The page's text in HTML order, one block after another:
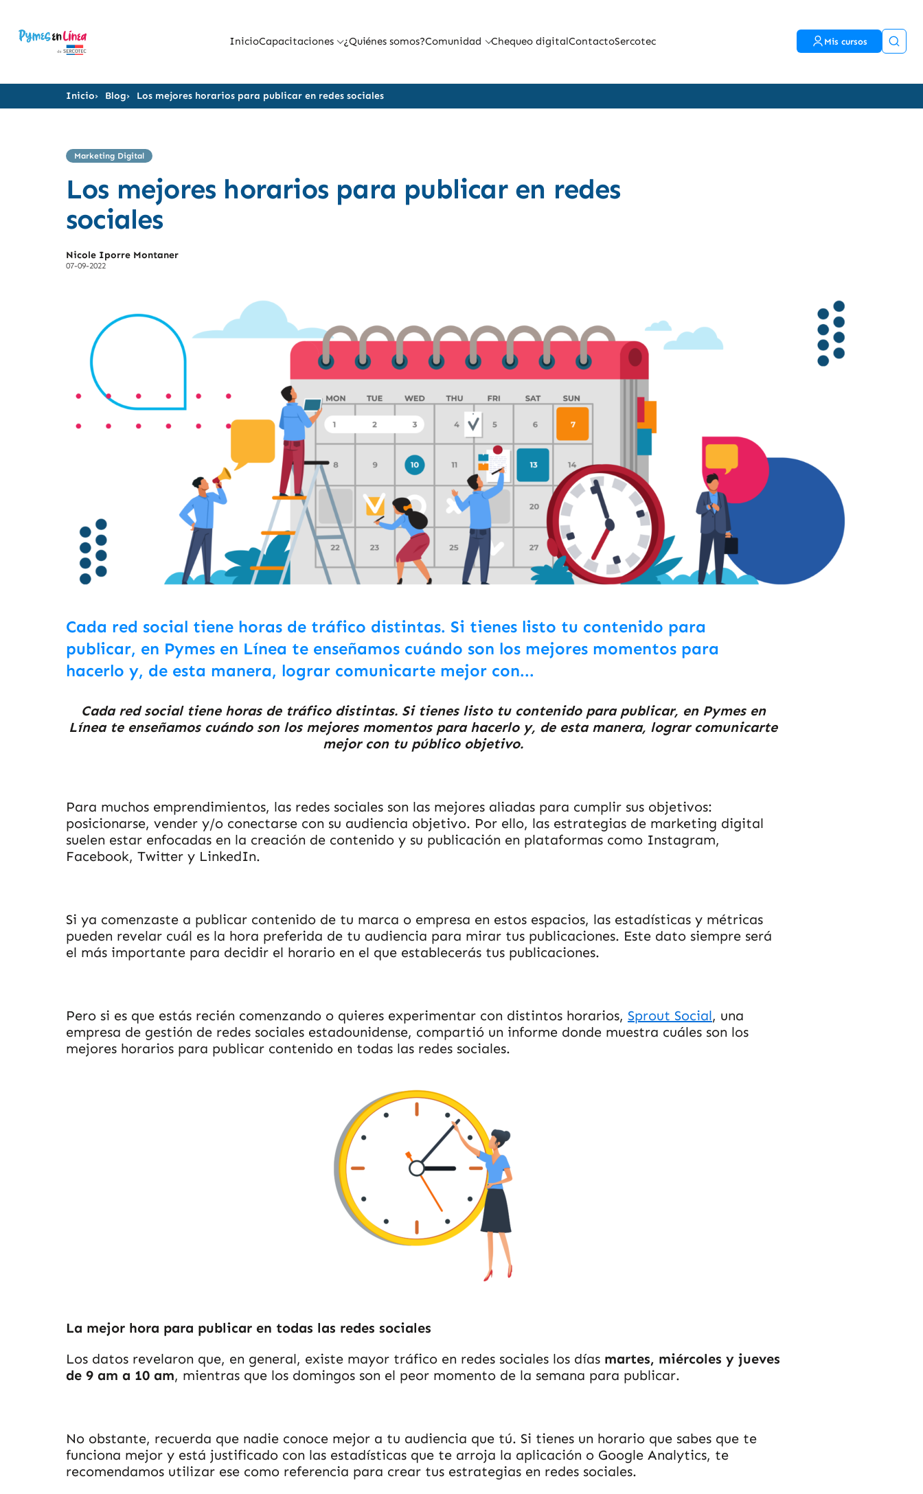
InicioCapacitaciones ¿Quiénes somos?Comunidad Chequeo digitalContactoSercotec Mis cursos
Inicio Blog Los mejores horarios para publicar en redes sociales
Marketing Digital
Los mejores horarios para publicar en redes
sociales
Nicole Iporre Montaner
07-09-2022
Cada red social tiene horas de tráfico distintas. Si tienes listo tu contenido para
publicar, en Pymes en Línea te enseñamos cuándo son los mejores momentos para
hacerlo y, de esta manera, lograr comunicarte mejor con...
Cada red social tiene horas de tráfico distintas. Si tienes listo tu contenido para publicar, en Pymes en
Línea te enseñamos cuándo son los mejores momentos para hacerlo y, de esta manera, lograr comunicarte
mejor con tu público objetivo.
Para muchos emprendimientos, las redes sociales son las mejores aliadas para cumplir sus objetivos:
posicionarse, vender y/o conectarse con su audiencia objetivo. Por ello, las estrategias de marketing digital
suelen estar enfocadas en la creación de contenido y su publicación en plataformas como Instagram,
Facebook, Twitter y LinkedIn.
Si ya comenzaste a publicar contenido de tu marca o empresa en estos espacios, las estadísticas y métricas
pueden revelar cuál es la hora preferida de tu audiencia para mirar tus publicaciones. Este dato siempre será
el más importante para decidir el horario en el que establecerás tus publicaciones.
Pero si es que estás recién comenzando o quieres experimentar con distintos horarios, Sprout Social, una
empresa de gestión de redes sociales estadounidense, compartió un informe donde muestra cuáles son los
mejores horarios para publicar contenido en todas las redes sociales.
La mejor hora para publicar en todas las redes sociales
Los datos revelaron que, en general, existe mayor tráfico en redes sociales los días martes, miércoles y jueves
de 9 am a 10 am, mientras que los domingos son el peor momento de la semana para publicar.
No obstante, recuerda que nadie conoce mejor a tu audiencia que tú. Si tienes un horario que sabes que te
funciona mejor y está justificado con las estadísticas que te arroja la aplicación o Google Analytics, te
recomendamos utilizar ese como referencia para crear tus estrategias en redes sociales.